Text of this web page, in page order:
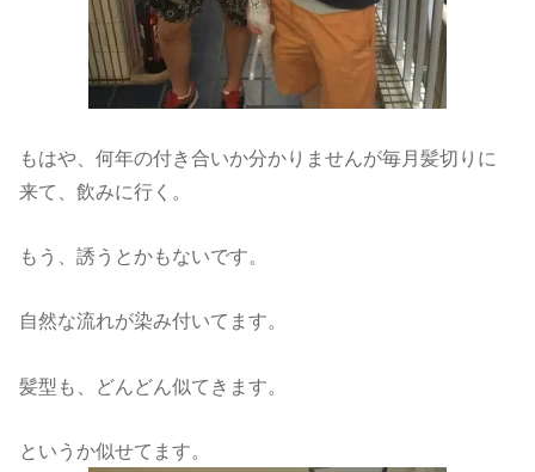
もはや、何年の付き合いか分かりませんが毎月髪切りに
来て、飲みに行く。
もう、誘うとかもないです。
自然な流れが染み付いてます。
髪型も、どんどん似てきます。
というか似せてます。